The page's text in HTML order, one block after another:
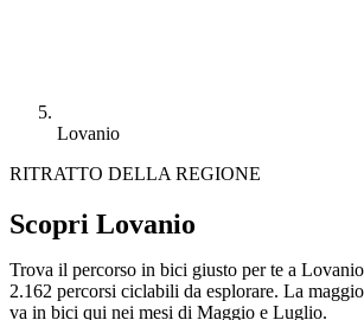
Lovanio
RITRATTO DELLA REGIONE
Scopri Lovanio
Trova il percorso in bici giusto per te a
2.162 percorsi ciclabili da esplorare. La
va in bici qui nei mesi di Maggio e Luglio.